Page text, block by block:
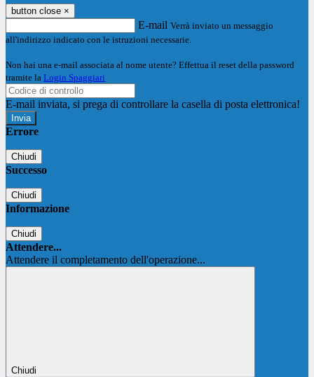
button close ×
E-mail Verrà inviato un messaggio
all'indirizzo indicato con le istruzioni necessarie.
Non hai una e-mail associata al nome utente? Effettua il reset della password
tramite la Login Spaggiari
E-mail inviata, si prega di controllare la casella di posta elettronica!
Errore
Chiudi
Successo
Chiudi
Informazione
Chiudi
Attendere...
Attendere il completamento dell'operazione...
Chiudi